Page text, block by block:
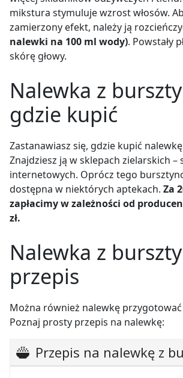
mikstura stymuluje wzrost włosów.
zamierzony efekt, należy ją
nalewki na 100 ml wody). Powstały
skórę głowy.
Nalewka z
gdzie kupić
Zastanawiasz się, gdzie kupić
Znajdziesz ją w sklepach zielarskich –
internetowych. Oprócz tego
dostępna w niektórych aptekach. Za
zapłacimy w zależności od
zł.
Nalewka z
przepis
Można również nalewkę
Poznaj prosty przepis na nalewkę:
Przepis na nalewkę z